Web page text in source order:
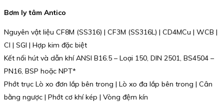
Bơm ly tâm Antico
Nguyên vật liệu CF8M (SS316) | CF3M (SS316L) | CD4MCu | WCB |
CI | SGI | Hợp kim đặc biệt
Kết nối hút và dẫn khí ANSI B16.5 – Loại 150, DIN 2501, BS4504 –
PN16, BSP hoặc NPT*
Phớt trục Lò xo đơn lắp bên trong | Lò xo đa lắp bên trong | Cân
bằng ngược | Phớt cơ khí kép | Vòng đệm kín